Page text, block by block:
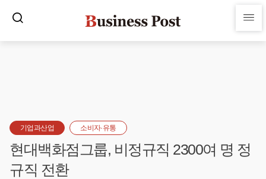
기업과산업 소비자·유통
현대백화점그룹, 비정규직 2300여 명 정
규직 전환